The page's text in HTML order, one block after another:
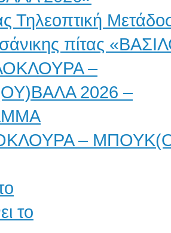
Τηλεοπτική
πίτας
–